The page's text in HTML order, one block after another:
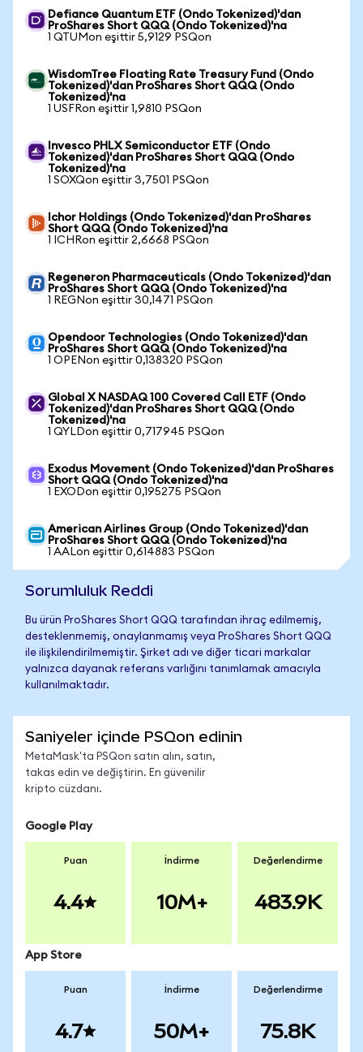
Defiance Quantum ETF (Ondo Tokenized)'dan
ProShares Short QQQ (Ondo Tokenized)'na
1 QTUMon eşittir 5,9129 PSQon
WisdomTree Floating Rate Treasury Fund (Ondo
Tokenized)'dan ProShares Short QQQ (Ondo
Tokenized)'na
1 USFRon eşittir 1,9810 PSQon
Invesco PHLX Semiconductor ETF (Ondo
Tokenized)'dan ProShares Short QQQ (Ondo
Tokenized)'na
1 SOXQon eşittir 3,7501 PSQon
Ichor Holdings (Ondo Tokenized)'dan ProShares
Short QQQ (Ondo Tokenized)'na
1 ICHRon eşittir 2,6668 PSQon
Regeneron Pharmaceuticals (Ondo Tokenized)'dan
ProShares Short QQQ (Ondo Tokenized)'na
1 REGNon eşittir 30,1471 PSQon
Opendoor Technologies (Ondo Tokenized)'dan
ProShares Short QQQ (Ondo Tokenized)'na
1 OPENon eşittir 0,138320 PSQon
Global X NASDAQ 100 Covered Call ETF (Ondo
Tokenized)'dan ProShares Short QQQ (Ondo
Tokenized)'na
1 QYLDon eşittir 0,717945 PSQon
Exodus Movement (Ondo Tokenized)'dan ProShares
Short QQQ (Ondo Tokenized)'na
1 EXODon eşittir 0,195275 PSQon
American Airlines Group (Ondo Tokenized)'dan
ProShares Short QQQ (Ondo Tokenized)'na
1 AALon eşittir 0,614883 PSQon
Sorumluluk Reddi
Bu ürün ProShares Short QQQ tarafından ihraç edilmemiş,
desteklenmemiş, onaylanmamış veya ProShares Short QQQ
ile ilişkilendirilmemiştir. Şirket adı ve diğer ticari markalar
yalnızca dayanak referans varlığını tanımlamak amacıyla
kullanılmaktadır.
Saniyeler içinde PSQon edinin
MetaMask'ta PSQon satın alın, satın,
takas edin ve değiştirin. En güvenilir
kripto cüzdanı.
Google Play
Puan
4.4
İndirme
10M+
Değerlendirme
483.9K
App Store
Puan
4.7
İndirme
50M+
Değerlendirme
75.8K